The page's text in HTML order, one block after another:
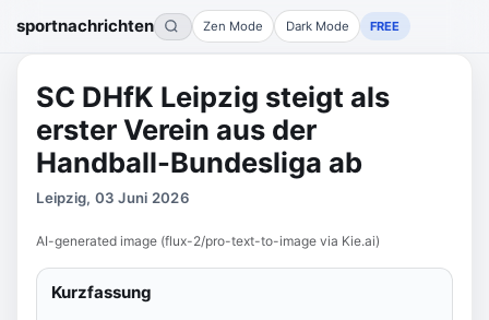
sportnachrichten Zen Mode Dark Mode FREE
SC DHfK Leipzig steigt als
erster Verein aus der
Handball-Bundesliga ab
Leipzig, 03 Juni 2026
AI-generated image (flux-2/pro-text-to-image via Kie.ai)
Kurzfassung